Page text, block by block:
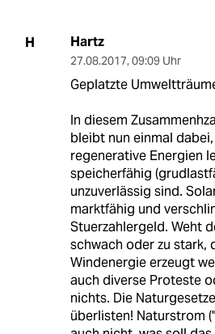
H Hartz
27.08.2017, 09:09 Uhr
Geplatzte
In diesem
bleibt nun einmal
regenerative Energien
speicherfähig
unzuverlässig sind.
marktfähig und
Stuerzahlergeld. Weht
schwach oder zu stark,
Windenergie erzeugt
auch diverse Proteste
nichts. Die
überlisten! Naturstrom